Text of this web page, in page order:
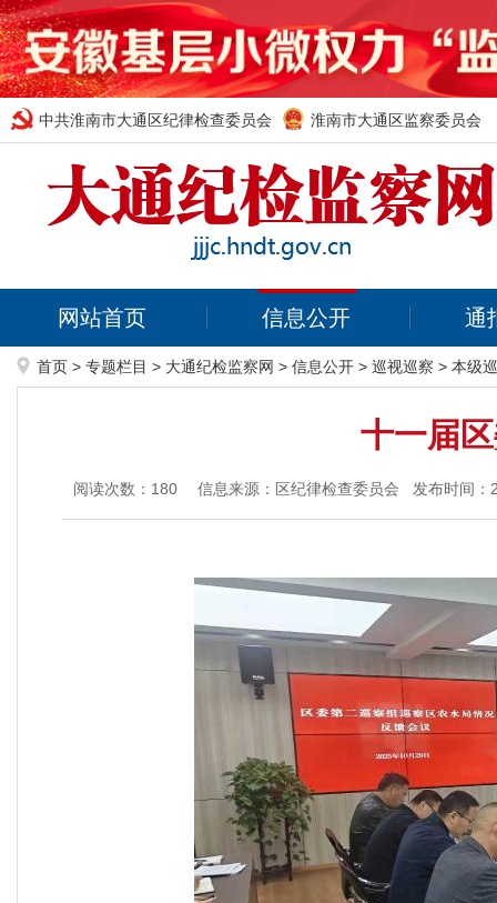
中共淮南市大通区纪律检查委员会 淮南市大通区监察委员会
网站首页 信息公开 通
首页 > 专题栏目 > 大通纪检监察网 > 信息公开 > 巡视巡察 > 本级
十一届
阅读次数： 180 信息来源：区纪律检查委员会 发布时间：